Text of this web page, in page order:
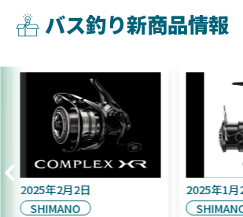
バス釣り新商品情報
2025年9月16日
DAIWA
2025年2月2日
SHIMANO